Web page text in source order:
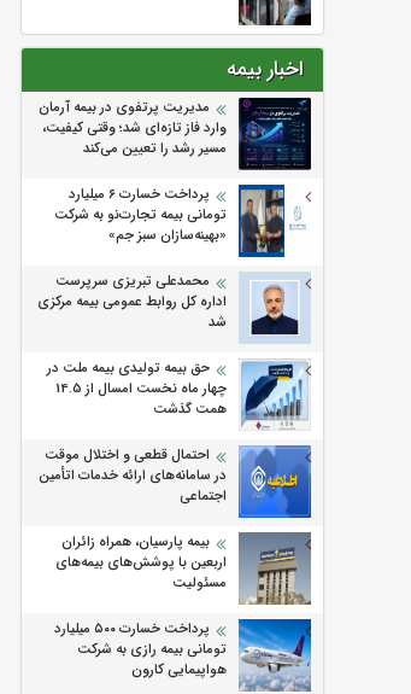
اخبار بیمه
مدیریت پرتفوی در بیمه آرمان
وارد فاز تازه‌ای شد؛ وقتی کیفیت،
مسیر رشد را تعیین می‌کند
پرداخت خسارت ۶ میلیارد
تومانی بیمه تجارت‌نو به شرکت
«بهینه‌سازان سبز جم»
محمدعلی تبریزی سرپرست
اداره كل روابط عمومی بیمه مركزی
شد
حق بیمه تولیدی بیمه ملت در
چهار ماه نخست امسال از 14.5
همت گذشت
احتمال قطعی و اختلال موقت
در سامانه‌های ارائه خدمات اتأمین
اجتماعی
بیمه پارسیان، همراه زائران
اربعین با پوشش‌های بیمه‌های
مسئولیت
پرداخت خسارت ۵۰۰ میلیارد
تومانی بیمه رازی به شرکت
هواپیمایی کارون